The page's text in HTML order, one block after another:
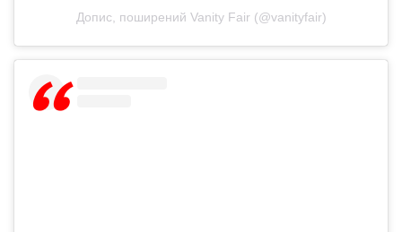
Допис, поширений Vanity Fair (@vanityfair)